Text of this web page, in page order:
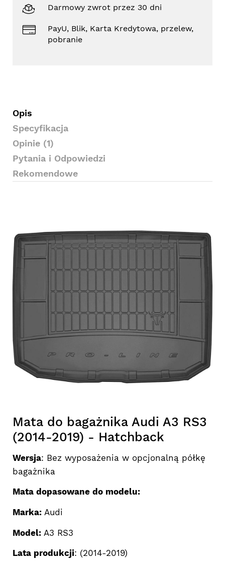
Darmowy zwrot przez 30 dni
PayU, Blik, Karta Kredytowa, przelew,
pobranie
Opis
Specyfikacja
Opinie (1)
Pytania i Odpowiedzi
Rekomendowe
Mata do bagażnika Audi A3 RS3
(2014-2019) - Hatchback
Wersja: Bez wyposażenia w opcjonalną półkę
bagażnika
Mata dopasowane do modelu:
Marka: Audi
Model: A3 RS3
Lata produkcji: (2014-2019)